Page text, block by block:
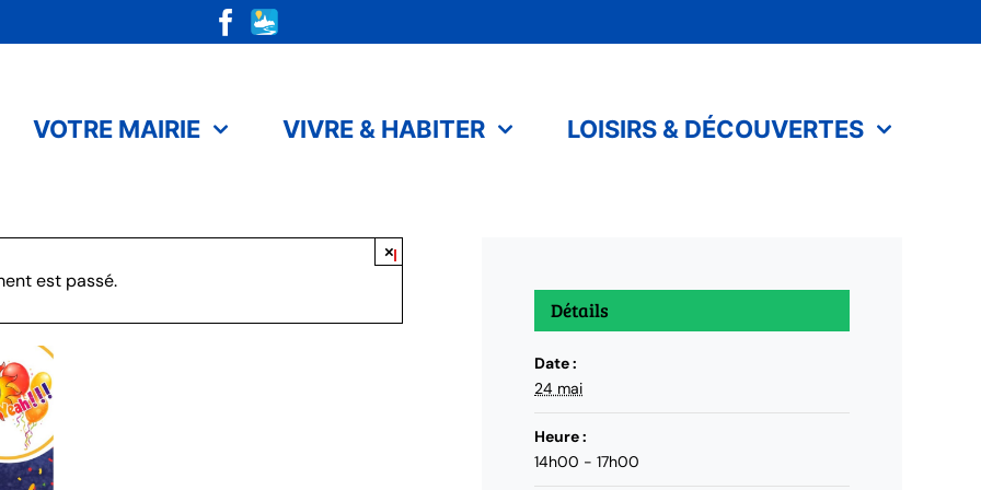
VOTRE MAIRIE VIVRE & HABITER LOISIRS & DÉCOUVERTES
est passé.
×
Détails
Date :
24 mai
Heure :
14h00 - 17h00